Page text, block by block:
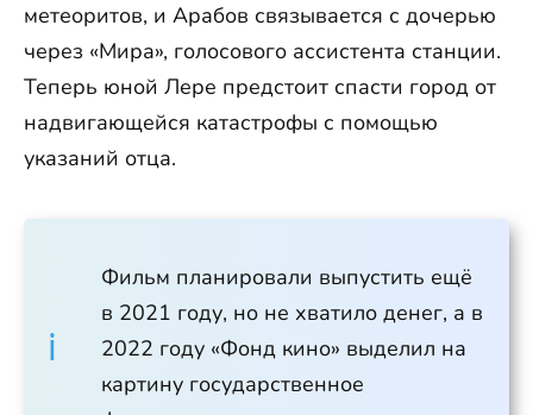
метеоритов, и Арабов связывается с дочерью
через «Мира», голосового ассистента станции.
Теперь юной Лере предстоит спасти город от
надвигающейся катастрофы с помощью
указаний отца.
Фильм планировали выпустить ещё
в 2021 году, но не хватило денег, а в
2022 году «Фонд кино» выделил на
картину государственное